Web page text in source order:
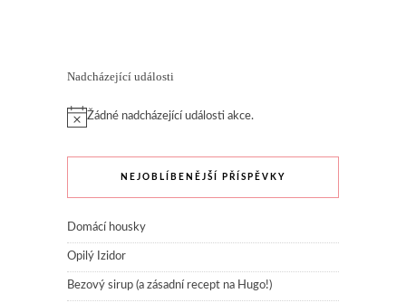
Nadcházející události
Žádné nadcházející události akce.
NEJOBLÍBENĚJŠÍ PŘÍSPĚVKY
Domácí housky
Opilý Izidor
Bezový sirup (a zásadní recept na Hugo!)